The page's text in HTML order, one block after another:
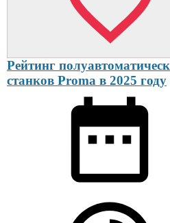
Рейтинг
станков Proma в 2025 году